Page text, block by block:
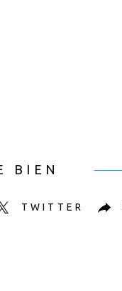
BIEN
TWITTER